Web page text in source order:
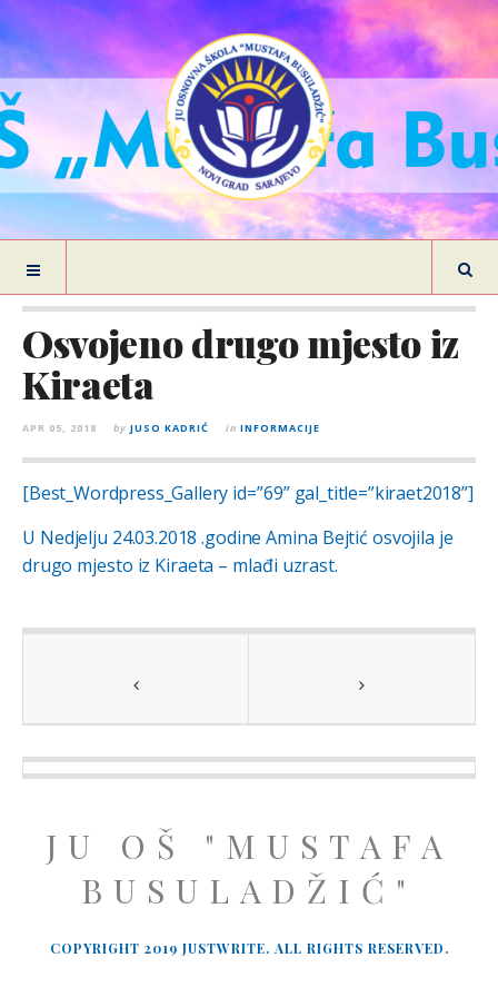
Osvojeno drugo mjesto iz
Kiraeta
APR 05, 2018 by JUSO KADRIĆ in INFORMACIJE
[Best_Wordpress_Gallery id=”69” gal_title=”kiraet2018”]
U Nedjelju 24.03.2018 .godine Amina Bejtić osvojila je
drugo mjesto iz Kiraeta – mlađi uzrast.
JU OŠ "MUSTAFA
BUSULADŽIĆ"
COPYRIGHT 2019 JUSTWRITE. ALL RIGHTS RESERVED.